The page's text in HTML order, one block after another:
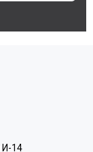
И-14